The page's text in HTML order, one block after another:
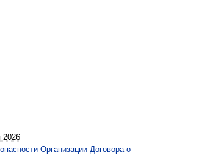
2026
Организации Договора о